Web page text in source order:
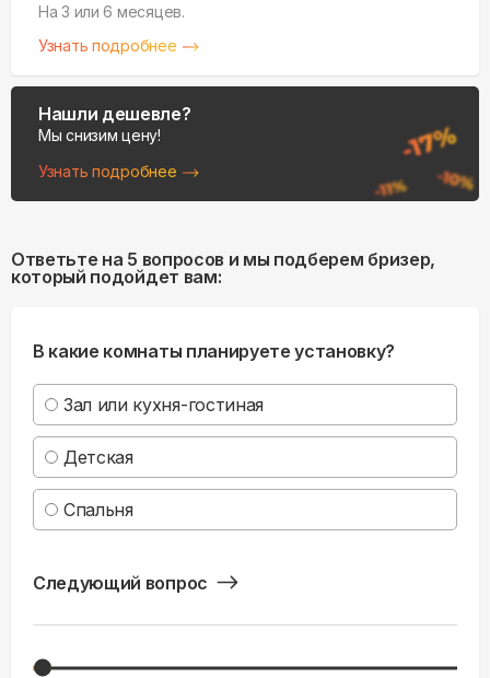
На 3 или 6 месяцев.
Узнать подробнее
Нашли дешевле?
Мы снизим цену!
Узнать подробнее
Ответьте на 5 вопросов и мы подберем бризер,
который подойдет вам:
В какие комнаты планируете установку?
Зал или кухня-гостиная
Детская
Спальня
Следующий вопрос